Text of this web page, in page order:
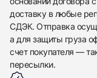
доставку в любые
СДЭК. Отправка
а для защиты груза
счет покупателя —
пересылки.
Заказать
Трейд-ин
Оставьте ваши